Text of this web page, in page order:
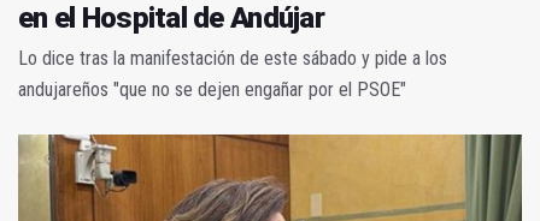
en el Hospital de Andújar
Lo dice tras la manifestación de este sábado y pide a los
andujareños "que no se dejen engañar por el PSOE"